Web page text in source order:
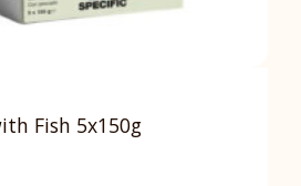
Fish 5x150g